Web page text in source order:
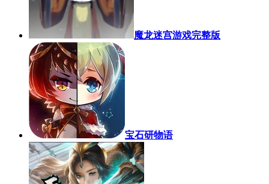
魔龙迷宫游戏完整版
宝石研物语